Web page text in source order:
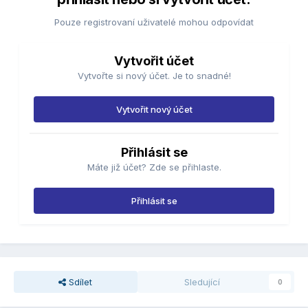
Pouze registrovaní uživatelé mohou odpovídat
Vytvořit účet
Vytvořte si nový účet. Je to snadné!
Vytvořit nový účet
Přihlásit se
Máte již účet? Zde se přihlaste.
Přihlásit se
Sdílet Sledující 0